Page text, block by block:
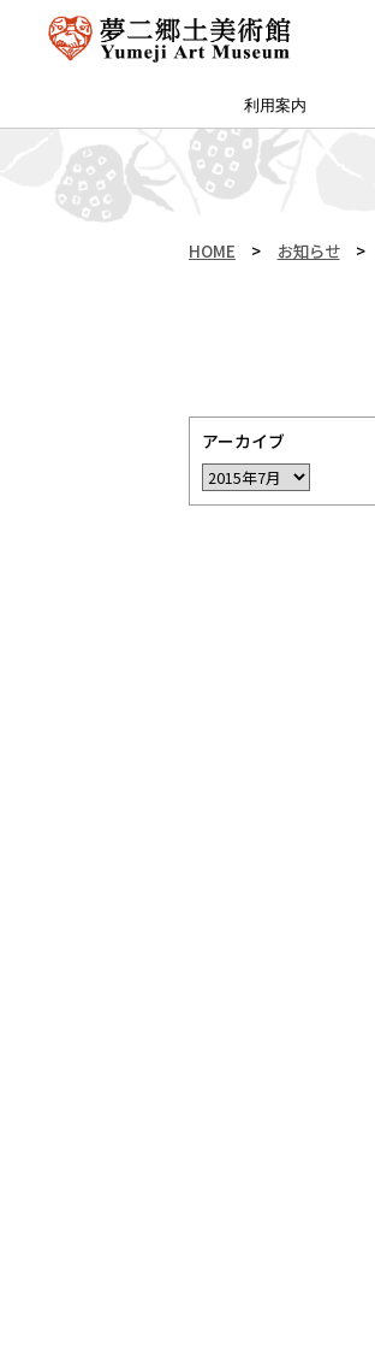
利用案内
夢二郷土美術館 本館
夢二生家記念館・少年山荘
アクセス・特別プラン
カフェ＆ショップ
予約方法・団体申込
サイトマップ
HOME > お知らせ >
アーカイブ